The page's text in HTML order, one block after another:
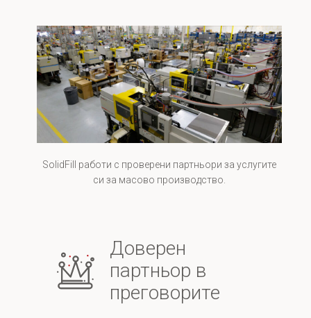
SolidFill работи с проверени партньори за услугите
си за масово производство.
Доверен
партньор в
преговорите